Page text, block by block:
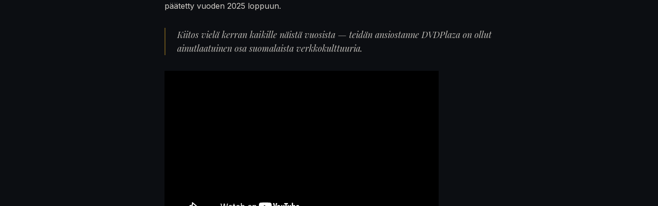
päätetty vuoden 2025 loppuun.
Kiitos vielä kerran kaikille näistä vuosista — teidän ansiostanne DVDPlaza on ollut
ainutlaatuinen osa suomalaista verkkokulttuuria.